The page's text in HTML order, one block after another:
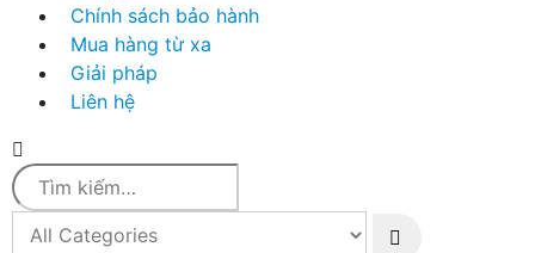
Chính sách bảo hành
Mua hàng từ xa
Giải pháp
Liên hệ